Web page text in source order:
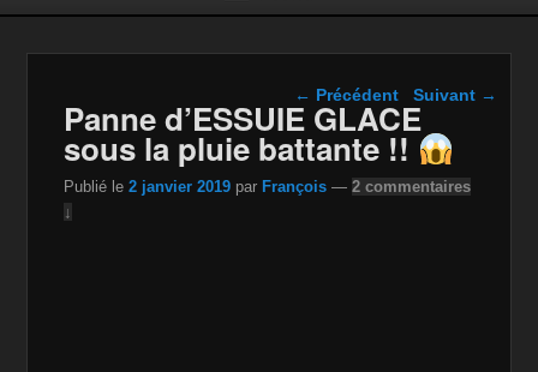
Navigation dans les
← Précédent Suivant →
Panne d’ESSUIE GLACE
sous la pluie battante !!
Publié le2 janvier 2019 par François —2 commentaires
↓